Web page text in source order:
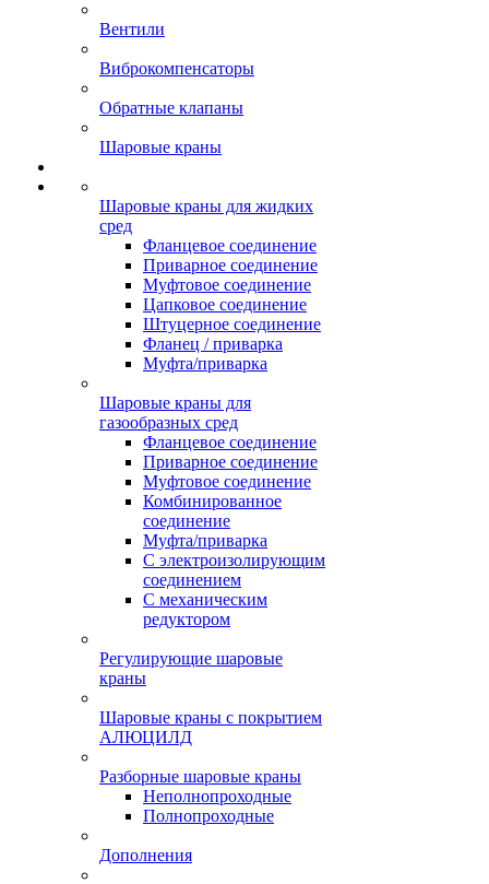
Вентили
Виброкомпенсаторы
Обратные клапаны
Шаровые краны
Шаровые краны для жидких
сред
Фланцевое соединение
Приварное соединение
Муфтовое соединение
Цапковое соединение
Штуцерное соединение
Фланец / приварка
Муфта/приварка
Шаровые краны для
газообразных сред
Фланцевое соединение
Приварное соединение
Муфтовое соединение
Комбинированное
соединение
Муфта/приварка
С электроизолирующим
соединением
С механическим
редуктором
Регулирующие шаровые
краны
Шаровые краны с покрытием
АЛЮЦИЛД
Разборные шаровые краны
Неполнопроходные
Полнопроходные
Дополнения